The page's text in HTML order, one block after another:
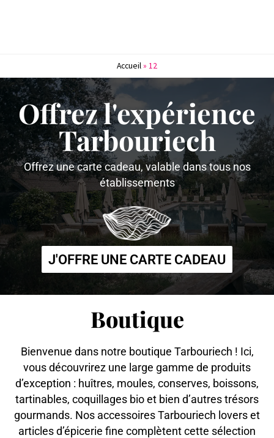
Accueil» 12
Offrez l'expérience
Tarbouriech
Offrez une carte cadeau, valable dans tous nos
établissements
J'OFFRE UNE CARTE CADEAU
Boutique
Bienvenue dans notre boutique Tarbouriech ! Ici,
vous découvrirez une large gamme de produits
d’exception : huîtres, moules, conserves, boissons,
tartinables, coquillages bio et bien d’autres trésors
gourmands. Nos accessoires Tarbouriech lovers et
articles d’épicerie fine complètent cette sélection